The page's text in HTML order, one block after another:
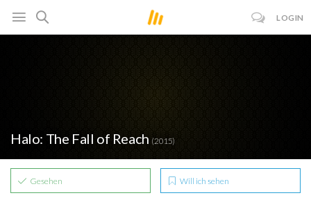
LOGIN
Halo: The Fall of Reach (2015)
Gesehen Will ich sehen